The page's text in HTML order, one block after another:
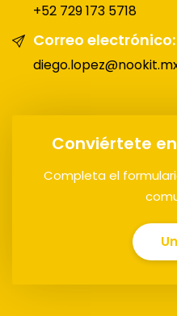
+52 729 173 5718
Correo electrónico:
Conviértete
Completa el